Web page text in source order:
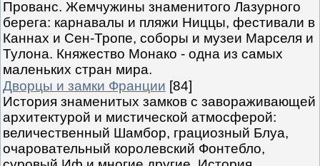
Прованс. Жемчужины знаменитого Лазурного
берега: карнавалы и пляжи Ниццы, фестивали в
Каннах и Сен-Тропе, соборы и музеи Марселя и
Тулона. Княжество Монако - одна из самых
маленьких стран мира.
Дворцы и замки Франции [84]
История знаменитых замков с завораживающей
архитектурой и мистической атмосферой:
величественный Шамбор, грациозный Блуа,
очаровательный королевский Фонтебло,